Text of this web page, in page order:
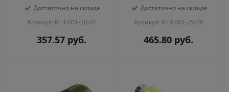
Достаточно на складе
Артикул: КТЗ-001-20-01
357.57 руб.
Достаточно на складе
Артикул: КТЗ-001-25-00
465.80 руб.